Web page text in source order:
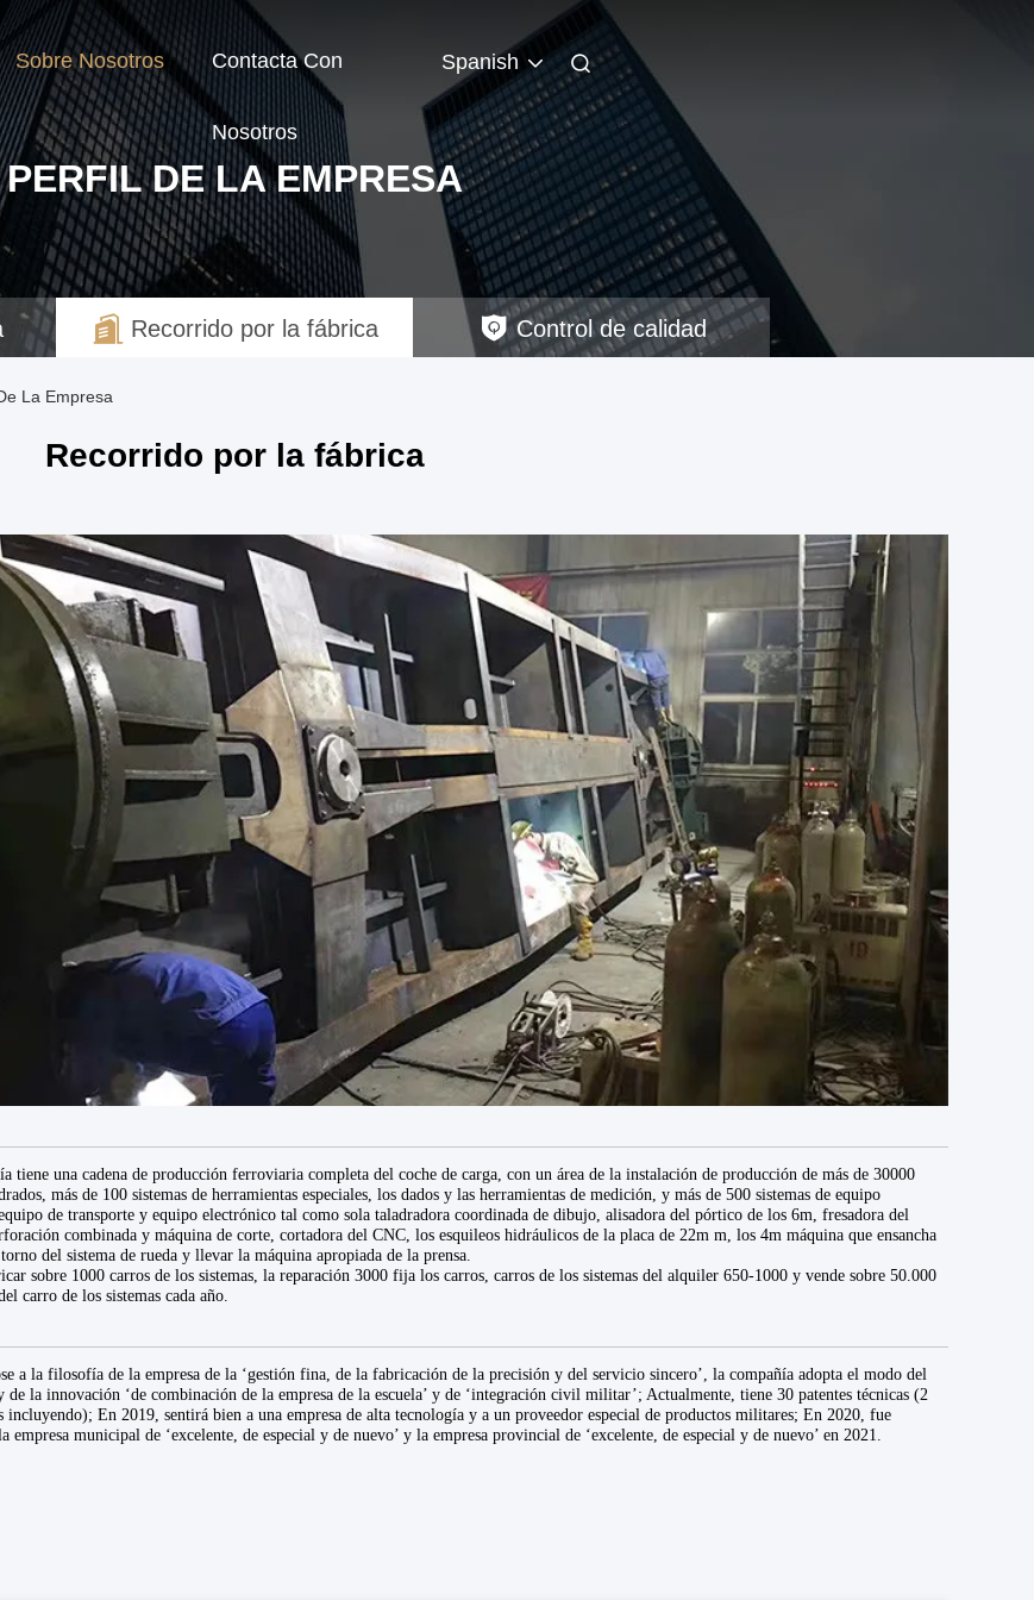
Sobre Nosotros Contacta Con
Nosotros
Spanish
PERFIL DE LA EMPRESA
Recorrido por la fábrica Control de calidad
La Empresa
Recorrido por la fábrica
tiene una cadena de producción ferroviaria completa del coche de carga, con un área de la instalación de producción de más de 30000
más de 100 sistemas de herramientas especiales, los dados y las herramientas de medición, y más de 500 sistemas de equipo
de transporte y equipo electrónico tal como sola taladradora coordinada de dibujo, alisadora del pórtico de los 6m, fresadora del
combinada y máquina de corte, cortadora del CNC, los esquileos hidráulicos de la placa de 22m m, los 4m máquina que ensancha
del sistema de rueda y llevar la máquina apropiada de la prensa.
sobre 1000 carros de los sistemas, la reparación 3000 fija los carros, carros de los sistemas del alquiler 650-1000 y vende sobre 50.000
carro de los sistemas cada año.
a la filosofía de la empresa de la ‘gestión fina, de la fabricación de la precisión y del servicio sincero’, la compañía adopta el modo del
de la innovación ‘de combinación de la empresa de la escuela’ y de ‘integración civil militar’; Actualmente, tiene 30 patentes técnicas (2
incluyendo); En 2019, sentirá bien a una empresa de alta tecnología y a un proveedor especial de productos militares; En 2020, fue
empresa municipal de ‘excelente, de especial y de nuevo’ y la empresa provincial de ‘excelente, de especial y de nuevo’ en 2021.